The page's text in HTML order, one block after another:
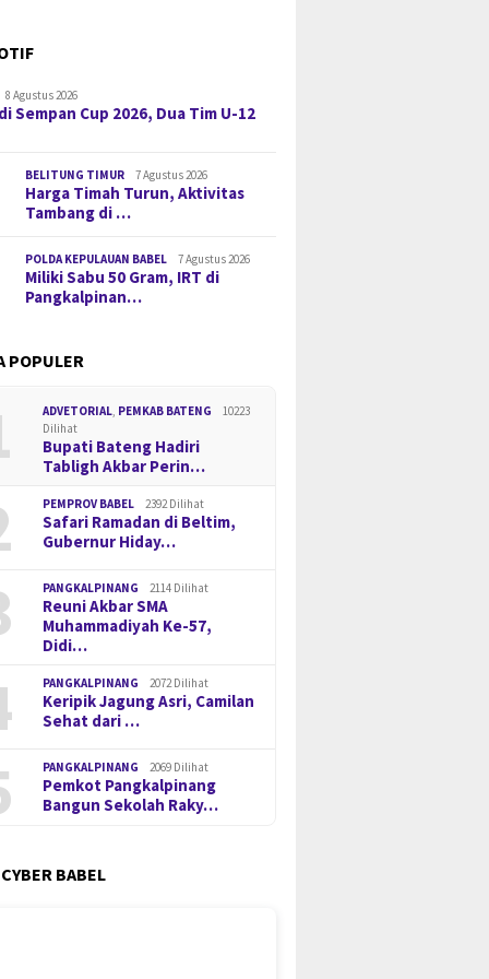
Soal Krisis BBM,
QR Code
Tertahan, PT Timah
8 Agustus 2026
Sempan Cup 2026, Dua Tim U-12
BELITUNG TIMUR 7 Agustus 2026
Harga Timah Turun, Aktivitas
Tambang di …
POLDA KEPULAUAN BABEL 7 Agustus 2026
Miliki Sabu 50 Gram, IRT di
Pangkalpinan…
POPULER
ADVETORIAL, PEMKAB BATENG
10223
Dilihat
Bupati Bateng Hadiri
Tabligh Akbar Perin…
PEMPROV BABEL 2392 Dilihat
Safari Ramadan di Beltim,
Gubernur Hiday…
PANGKALPINANG 2114 Dilihat
Reuni Akbar SMA
Muhammadiyah Ke-57,
Didi…
PANGKALPINANG 2072 Dilihat
Keripik Jagung Asri, Camilan
Sehat dari …
PANGKALPINANG 2069 Dilihat
Pemkot Pangkalpinang
Bangun Sekolah Raky…
BABEL